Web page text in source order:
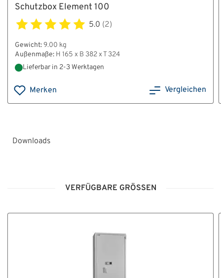
Schutzbox Element 100
5.0 (2)
Gewicht: 9.00 kg
Außenmaße: H 165 x B 382 x T 324
Lieferbar in 2-3 Werktagen
Merken Vergleichen
Downloads
VERFÜGBARE GRÖSSEN